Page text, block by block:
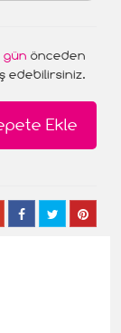
gün önceden
edebilirsiniz.
Ekle